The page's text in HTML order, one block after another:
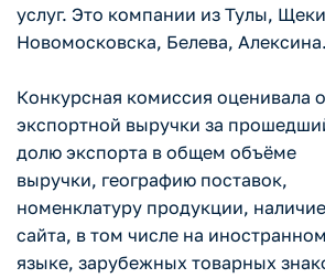
услуг. Это компании из Тулы,
Новомосковска, Белева, Алексина.
Конкурсная комиссия оценивала
экспортной выручки за
долю экспорта в общем объёме
выручки, географию поставок,
номенклатуру продукции, наличие
сайта, в том числе на иностранном
языке, зарубежных товарных